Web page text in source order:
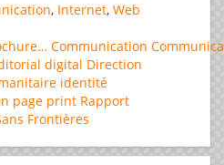
, Internet, Web
Communication
digital Direction
identité
page print Rapport
Frontières